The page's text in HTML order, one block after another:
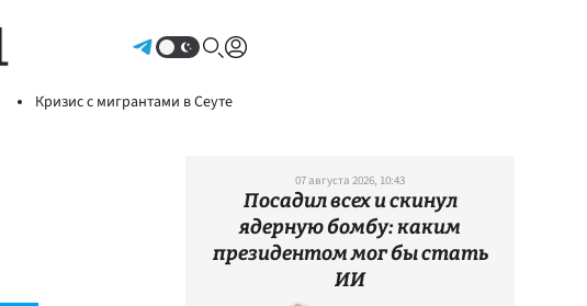
Кризис с мигрантами в Сеуте
07 августа 2026, 10:43
Посадил всех и скинул
ядерную бомбу: каким
президентом мог бы стать
ИИ